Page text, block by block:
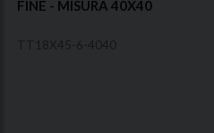
FINE - MISURA 40X40